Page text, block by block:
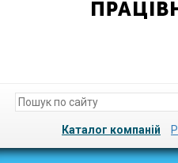
Каталог компаній